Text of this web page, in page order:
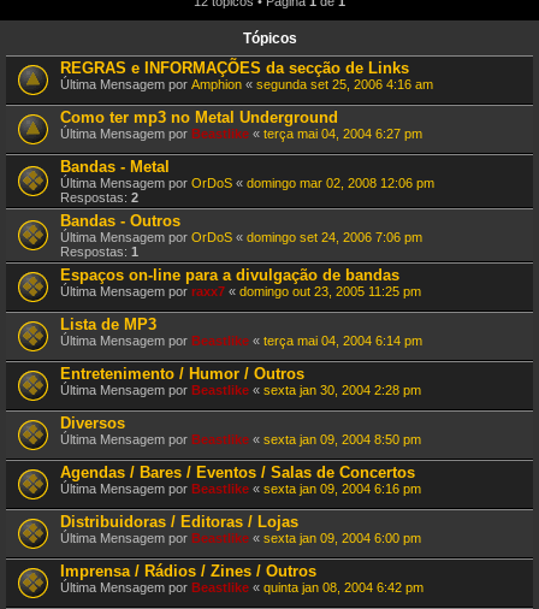
Tópicos
REGRAS e INFORMAÇÕES da secção de Links
Última Mensagem por Amphion « segunda set 25, 2006 4:16 am
Como ter mp3 no Metal Underground
Última Mensagem por Beastlike « terça mai 04, 2004 6:27 pm
Bandas - Metal
Última Mensagem por OrDoS « domingo mar 02, 2008 12:06 pm
Respostas: 2
Bandas - Outros
Última Mensagem por OrDoS « domingo set 24, 2006 7:06 pm
Respostas: 1
Espaços on-line para a divulgação de bandas
Última Mensagem por raxx7 « domingo out 23, 2005 11:25 pm
Lista de MP3
Última Mensagem por Beastlike « terça mai 04, 2004 6:14 pm
Entretenimento / Humor / Outros
Última Mensagem por Beastlike « sexta jan 30, 2004 2:28 pm
Diversos
Última Mensagem por Beastlike « sexta jan 09, 2004 8:50 pm
Agendas / Bares / Eventos / Salas de Concertos
Última Mensagem por Beastlike « sexta jan 09, 2004 6:16 pm
Distribuidoras / Editoras / Lojas
Última Mensagem por Beastlike « sexta jan 09, 2004 6:00 pm
Imprensa / Rádios / Zines / Outros
Última Mensagem por Beastlike « quinta jan 08, 2004 6:42 pm